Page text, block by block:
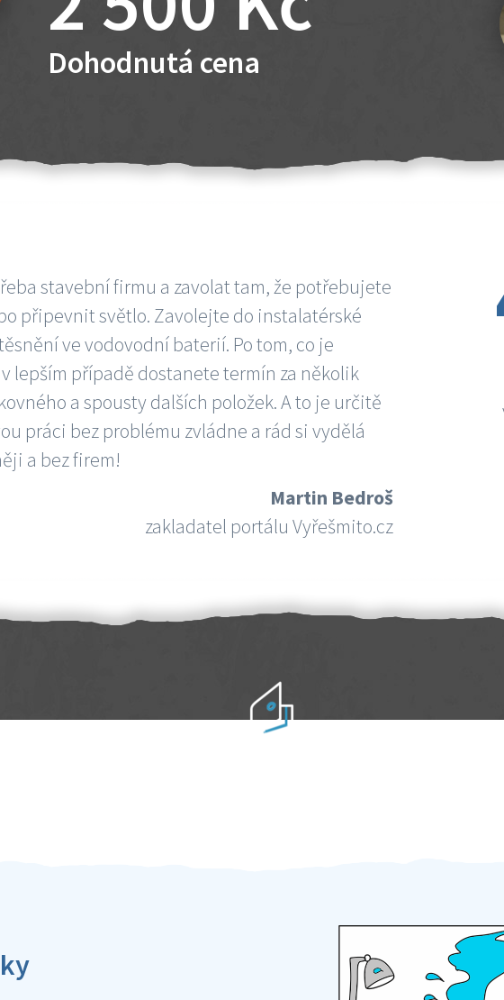
Dohodnutá cena
stavební firmu a zavolat tam, že potřebujete
připevnit světlo. Zavolejte do instalatérské
ve vodovodní baterií. Po tom, co je
lepším případě dostanete termín za několik
a spousty dalších položek. A to je určitě
práci bez problému zvládne a rád si vydělá
a bez firem!
Martin Bedroš
zakladatel portálu Vyřešmito.cz